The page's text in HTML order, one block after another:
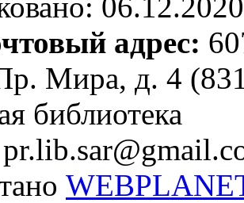
адрес:
Мира, д. 4
библиотека